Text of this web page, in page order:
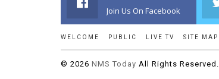
Join Us On Facebook
WELCOME PUBLIC LIVE TV SITE MAP
© 2026 NMS Today All Rights Reserved.